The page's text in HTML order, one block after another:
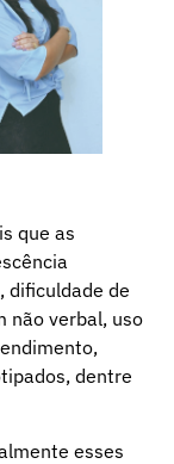
que as
dificuldade de
não verbal, uso
dentre
esses